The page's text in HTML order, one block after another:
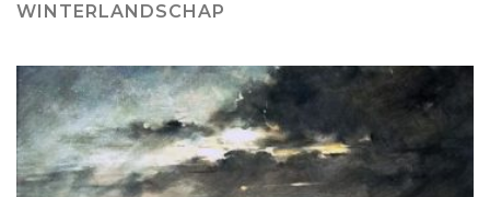
WINTERLANDSCHAP